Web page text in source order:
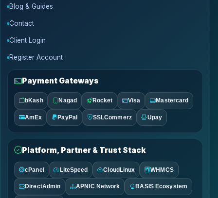
Blog & Guides
Contact
Client Login
Register Account
Payment Gateways
bKash Nagad Rocket Visa Mastercard
AmEx PayPal SSLCommerz Upay
Platform, Partner & Trust Stack
cPanel LiteSpeed CloudLinux WHMCS
DirectAdmin APNIC Network BASIS Ecosystem